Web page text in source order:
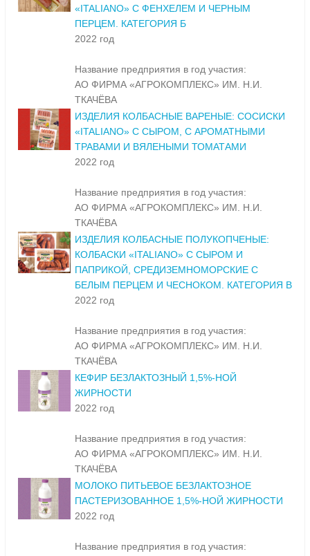
«ITALIANO» С ФЕНХЕЛЕМ И ЧЕРНЫМ
ПЕРЦЕМ. КАТЕГОРИЯ Б
2022 год
Название предприятия в год участия:
АО ФИРМА «АГРОКОМПЛЕКС» ИМ. Н.И.
ТКАЧЁВА
ИЗДЕЛИЯ КОЛБАСНЫЕ ВАРЕНЫЕ: СОСИСКИ
«ITALIANO» С СЫРОМ, С АРОМАТНЫМИ
ТРАВАМИ И ВЯЛЕНЫМИ ТОМАТАМИ
2022 год
Название предприятия в год участия:
АО ФИРМА «АГРОКОМПЛЕКС» ИМ. Н.И.
ТКАЧЁВА
ИЗДЕЛИЯ КОЛБАСНЫЕ ПОЛУКОПЧЕНЫЕ:
КОЛБАСКИ «ITALIANO» С СЫРОМ И
ПАПРИКОЙ, СРЕДИЗЕМНОМОРСКИЕ С
БЕЛЫМ ПЕРЦЕМ И ЧЕСНОКОМ. КАТЕГОРИЯ В
2022 год
Название предприятия в год участия:
АО ФИРМА «АГРОКОМПЛЕКС» ИМ. Н.И.
ТКАЧЁВА
КЕФИР БЕЗЛАКТОЗНЫЙ 1,5%-НОЙ
ЖИРНОСТИ
2022 год
Название предприятия в год участия:
АО ФИРМА «АГРОКОМПЛЕКС» ИМ. Н.И.
ТКАЧЁВА
МОЛОКО ПИТЬЕВОЕ БЕЗЛАКТОЗНОЕ
ПАСТЕРИЗОВАННОЕ 1,5%-НОЙ ЖИРНОСТИ
2022 год
Название предприятия в год участия: